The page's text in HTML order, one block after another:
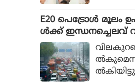
നാല്
പൊലീസ്
ടുക്കി
സ്റ്റീഫൻ,
E20 പെട്രോള്‍ മൂലം
ള്‍ക്ക് ഇന്ധനച്ചെലവ്
ചെയ്തത്
ര്‍ക്ക്: കോണ്‍ഗ്രസ്